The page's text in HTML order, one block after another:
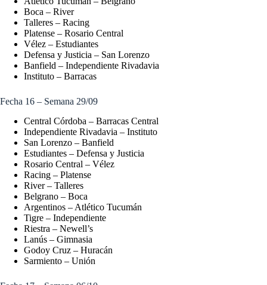
Boca – River
Talleres – Racing
Platense – Rosario Central
Vélez – Estudiantes
Defensa y Justicia – San Lorenzo
Banfield – Independiente Rivadavia
Instituto – Barracas
Fecha 16 – Semana 29/09
Central Córdoba – Barracas Central
Independiente Rivadavia – Instituto
San Lorenzo – Banfield
Estudiantes – Defensa y Justicia
Rosario Central – Vélez
Racing – Platense
River – Talleres
Belgrano – Boca
Argentinos – Atlético Tucumán
Tigre – Independiente
Riestra – Newell’s
Lanús – Gimnasia
Godoy Cruz – Huracán
Sarmiento – Unión